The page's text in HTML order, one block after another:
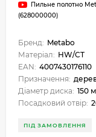
Пильне полотно
(628000000)
Бренд: Metabo
Матеріал: HW/CT
EAN: 4007430176110
Призначення:
Діаметр диска: 150
Посадковий отвір:
ПІД ЗАМОВЛЕННЯ